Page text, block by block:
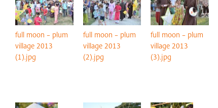
full moon – plum
village 2013
(1).jpg
full moon – plum
village 2013
(2).jpg
full moon – plum
village 2013
(3).jpg